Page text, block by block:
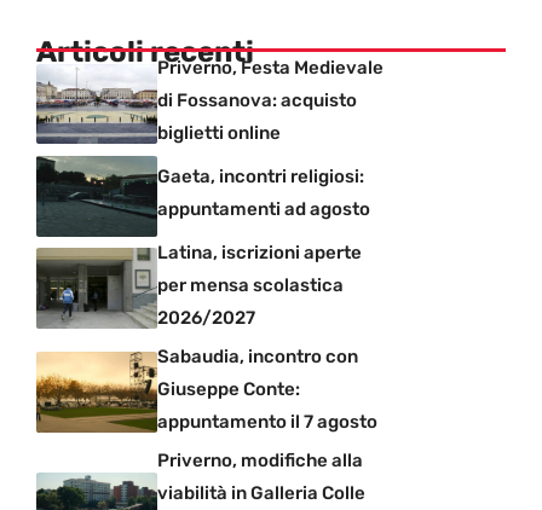
Articoli recentiPriverno, Festa Medievale
di Fossanova: acquisto
biglietti online
Gaeta, incontri religiosi:
appuntamenti ad agosto
Latina, iscrizioni aperte
per mensa scolastica
2026/2027
Sabaudia, incontro con
Giuseppe Conte:
appuntamento il 7 agosto
Priverno, modifiche alla
viabilità in Galleria Colle